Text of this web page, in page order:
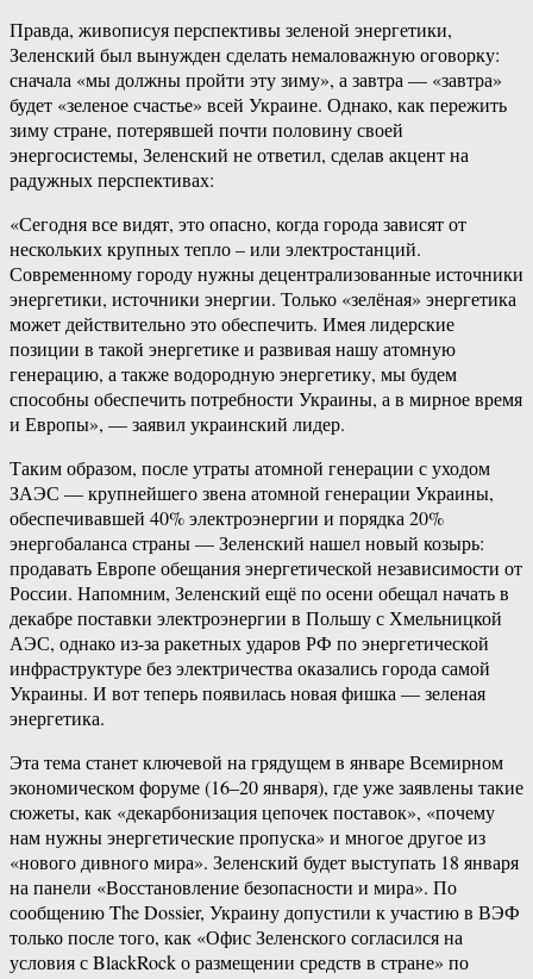
Правда, живописуя перспективы зеленой энергетики,
Зеленский был вынужден сделать немаловажную оговорку:
сначала «мы должны пройти эту зиму», а завтра — «завтра»
будет «зеленое счастье» всей Украине. Однако, как пережить
зиму стране, потерявшей почти половину своей
энергосистемы, Зеленский не ответил, сделав акцент на
радужных перспективах:
«Сегодня все видят, это опасно, когда города зависят от
нескольких крупных тепло – или электростанций.
Современному городу нужны децентрализованные источники
энергетики, источники энергии. Только «зелёная» энергетика
может действительно это обеспечить. Имея лидерские
позиции в такой энергетике и развивая нашу атомную
генерацию, а также водородную энергетику, мы будем
способны обеспечить потребности Украины, а в мирное время
и Европы», — заявил украинский лидер.
Таким образом, после утраты атомной генерации с уходом
ЗАЭС — крупнейшего звена атомной генерации Украины,
обеспечивавшей 40% электроэнергии и порядка 20%
энергобаланса страны — Зеленский нашел новый козырь:
продавать Европе обещания энергетической независимости от
России. Напомним, Зеленский ещё по осени обещал начать в
декабре поставки электроэнергии в Польшу с Хмельницкой
АЭС, однако из-за ракетных ударов РФ по энергетической
инфраструктуре без электричества оказались города самой
Украины. И вот теперь появилась новая фишка — зеленая
энергетика.
Эта тема станет ключевой на грядущем в январе Всемирном
экономическом форуме (16–20 января), где уже заявлены такие
сюжеты, как «декарбонизация цепочек поставок», «почему
нам нужны энергетические пропуска» и многое другое из
«нового дивного мира». Зеленский будет выступать 18 января
на панели «Восстановление безопасности и мира». По
сообщению The Dossier, Украину допустили к участию в ВЭФ
только после того, как «Офис Зеленского согласился на
условия с BlackRock о размещении средств в стране» по